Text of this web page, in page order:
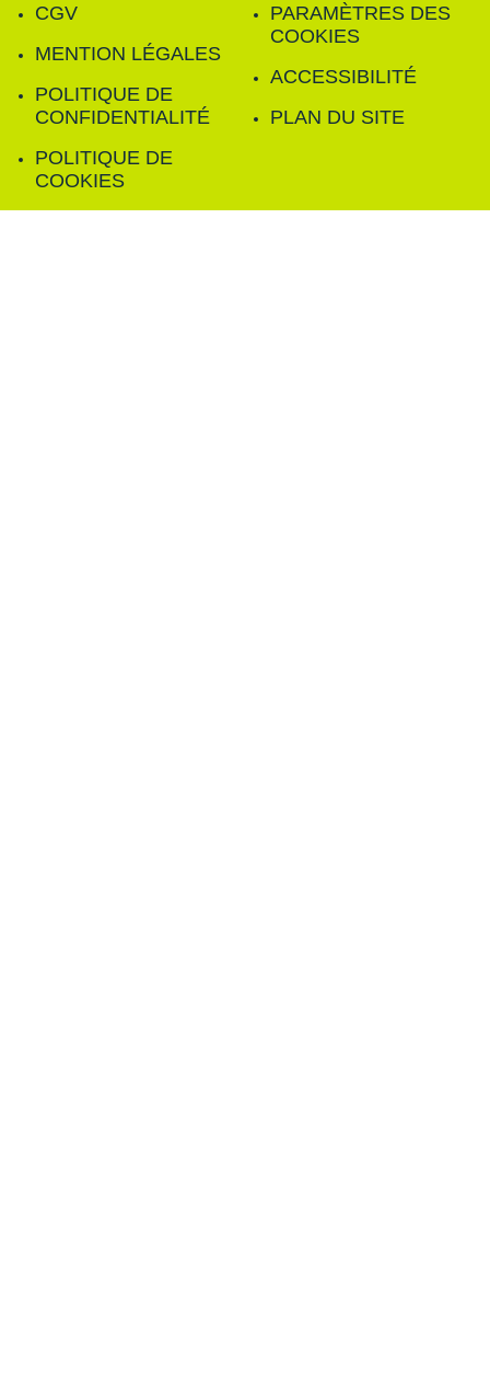
CGV
MENTION LÉGALES
POLITIQUE DE
CONFIDENTIALITÉ
POLITIQUE DE
COOKIES
PARAMÈTRES DES
COOKIES
ACCESSIBILITÉ
PLAN DU SITE